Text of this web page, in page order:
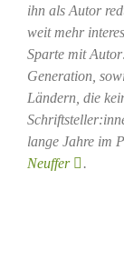
ihn als Autor
weit mehr
Sparte mit
Generation,
Ländern, die
lange Jahre im
Neuffer
.